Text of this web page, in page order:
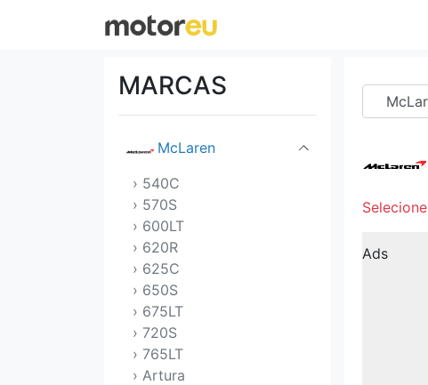
MARCAS
Mahindra
McLaren
› 540C
› 570S
› 600LT
› 620R
› 625C
› 650S
› 675LT
› 720S
› 765LT
› Artura
Ads